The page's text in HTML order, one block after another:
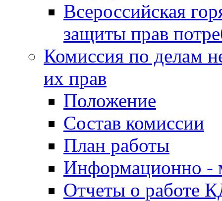
Всероссийская
защиты прав
Комиссия по делам
их прав
Положение
Состав комиссии
План работы
Информационно -
Отчеты о работе